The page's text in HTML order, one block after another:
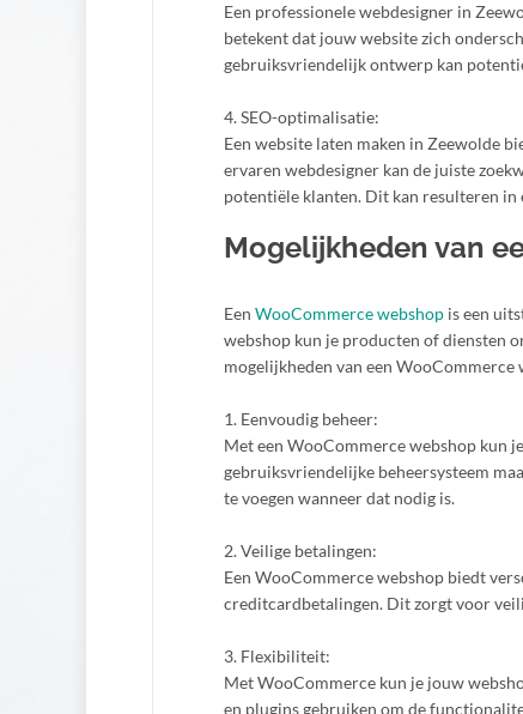
Een professionele webdesigner in
betekent dat jouw website zich
gebruiksvriendelijk ontwerp kan
4. SEO-optimalisatie:
Een website laten maken in Zeewolde
ervaren webdesigner kan de juiste
potentiële klanten. Dit kan resulteren in
Mogelijkheden van
Een WooCommerce webshop is een
webshop kun je producten of diensten
mogelijkheden van een WooCommerce
1. Eenvoudig beheer:
Met een WooCommerce webshop kun
gebruiksvriendelijke beheersysteem
te voegen wanneer dat nodig is.
2. Veilige betalingen:
Een WooCommerce webshop biedt
creditcardbetalingen. Dit zorgt voor
3. Flexibiliteit:
Met WooCommerce kun je jouw
en plugins gebruiken om de